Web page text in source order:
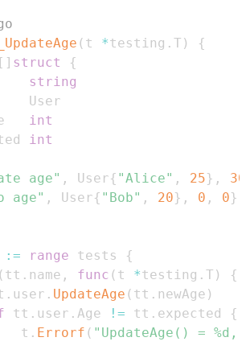
( t *testing . T )
{
[ ] struct
{
string
int
int
age" , User{ "Alice" , 25} ,
30
age" , User{ "Bob" , 20} , 0 , 0}
:= range tests
{
( tt . name , func ( t *testing . T )
{
. user . UpdateAge ( tt . newAge )
tt . user . Age != tt . expected
{
t
. Errorf ( "UpdateAge() = %d,